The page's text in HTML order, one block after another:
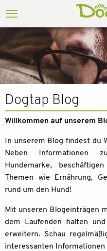
Dogtap Blog
Willkommen auf unserem
In unserem Blog findest du
Neben Informationen
Hundemarke,
Themen wie Ernährung,
rund um den Hund!
Mit unseren Blogeinträgen
dem Laufenden halten
erweitern. Schau
interessanten Informationen